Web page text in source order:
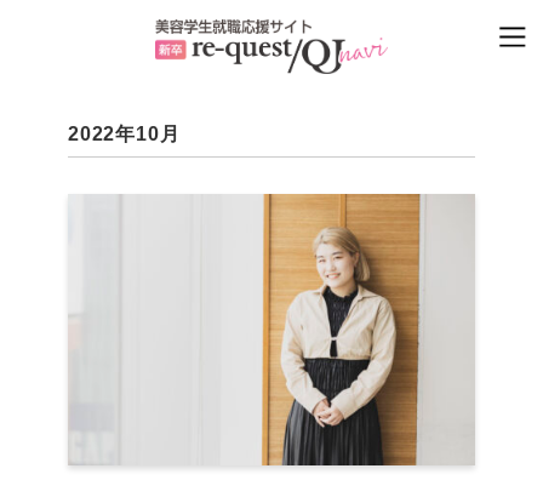
2022年10月